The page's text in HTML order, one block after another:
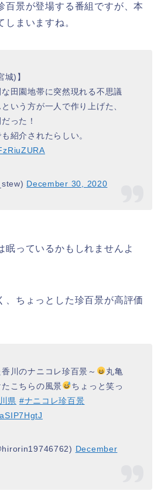
百景が登場する番組ですが、本
まいますね。
城)】
田園地帯に突然現れる不思議
いう方が一人で作り上げた、
った！
紹介されたらしい。
December 30, 2020
眠っているかもしれませんよ
、ちょっとした珍百景が高評価
川のナニコレ珍百景～
丸亀
こちらの風景
ちょっと笑っ
県 #ナニコレ珍百景
December